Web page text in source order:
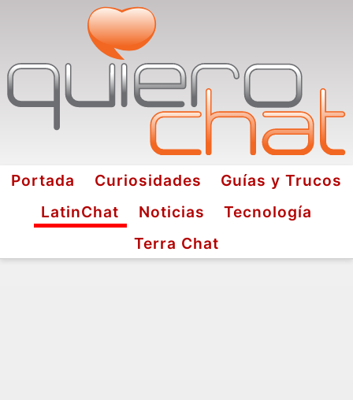
Portada Curiosidades
Guías y Trucos
LatinChat
Noticias
Tecnología
Terra Chat